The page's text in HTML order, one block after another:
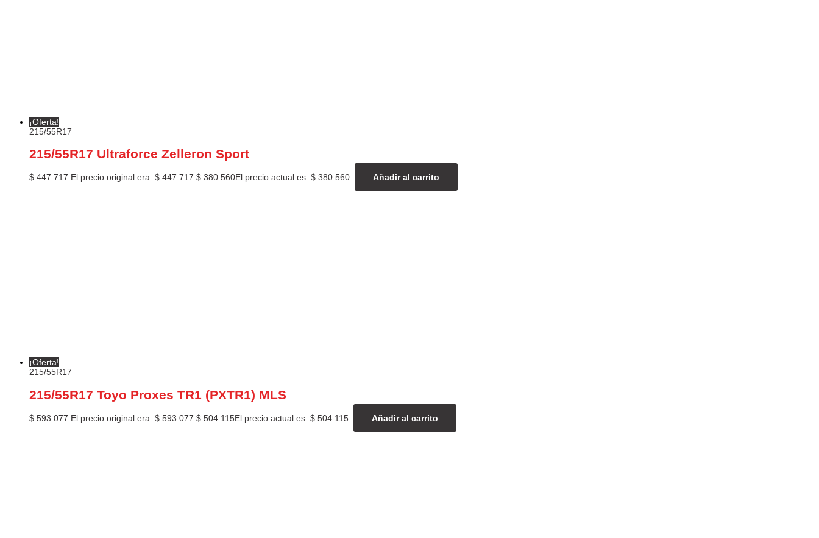
¡Oferta!
215/55R17
215/55R17 Ultraforce Zelleron Sport
$447.717 El precio original era: $ 447.717.$ 380.560El precio actual es: $ 380.560. Añadir al carrito
¡Oferta!
215/55R17
215/55R17 Toyo Proxes TR1 (PXTR1) MLS
$593.077 El precio original era: $ 593.077. $ 504.115El precio actual es: $ 504.115. Añadir al carrito